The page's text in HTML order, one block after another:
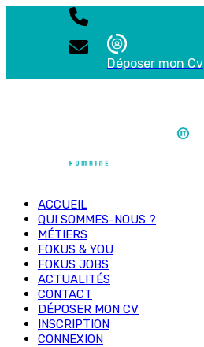
Déposer mon Cv
ACCUEIL
QUI SOMMES-NOUS ?
MÉTIERS
FOKUS & YOU
FOKUS JOBS
ACTUALITÉS
CONTACT
DÉPOSER MON CV
INSCRIPTION
CONNEXION